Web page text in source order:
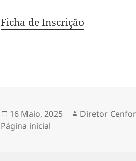
Ficha de Inscrição
Publicado
a
16 Maio, 2025 Autor
Diretor
Página inicial